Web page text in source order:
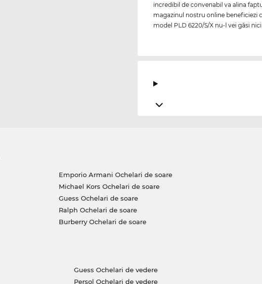
incredibil de convenabil va alina
magazinul nostru online beneficiezi
model PLD 6220/S/X nu-l vei găsi
Emporio Armani Ochelari de soare
Michael Kors Ochelari de soare
Guess Ochelari de soare
Ralph Ochelari de soare
Burberry Ochelari de soare
Guess Ochelari de vedere
Persol Ochelari de vedere